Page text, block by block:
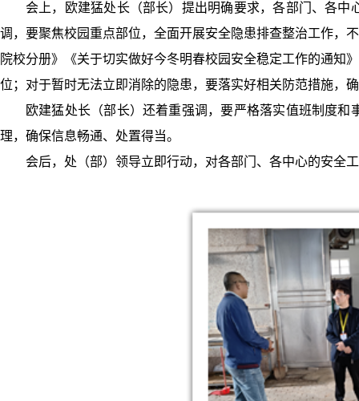
会上，欧建猛处长（部长）提出明确要求，各部门、各
调，要聚焦校园重点部位，全面开展安全隐患排查整治工作，
院校分册》《关于切实做好今冬明春校园安全稳定工作的通知
位；对于暂时无法立即消除的隐患，要落实好相关防范措施，
欧建猛处长（部长）还着重强调，要严格落实值班制度
理，确保信息畅通、处置得当。
会后，处（部）领导立即行动，对各部门、各中心的安全